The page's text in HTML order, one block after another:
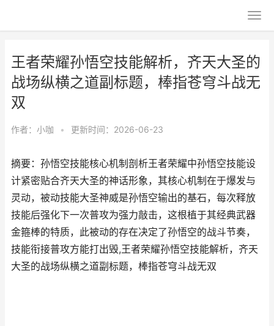
王者荣耀孙悟空技能解析，齐天大圣的
战场纵横之道副标题，棒指苍穹斗战无
双
作者： 小咖 • 更新时间：2026-06-23
摘要：孙悟空技能核心机制剖析王者荣耀中孙悟空技能设
计紧密贴合齐天大圣的神话形象，其核心机制在于爆发与
灵动，被动技能大圣神威是孙悟空输出的基石，每次释放
技能后强化下一次普攻为强力敲击，这根植于其经典武器
金箍棒的特质，此被动的存在决定了孙悟空的战斗节奏，
技能衔接普攻方能打出毁,王者荣耀孙悟空技能解析，齐天
大圣的战场纵横之道副标题，棒指苍穹斗战无双